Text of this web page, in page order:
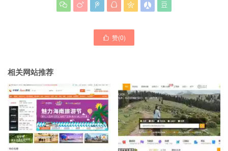
      
 赞(0)
相关网站推荐